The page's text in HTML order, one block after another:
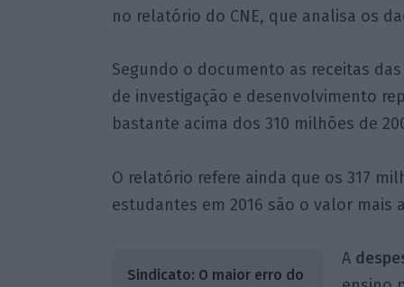
no relatório do CNE, que analisa os
Segundo o documento as receitas
de investigação e desenvolvimento
bastante acima dos 310 milhões de
O relatório refere ainda que os 317
estudantes em 2016 são o valor mais
Sindicato: O maior erro do
A